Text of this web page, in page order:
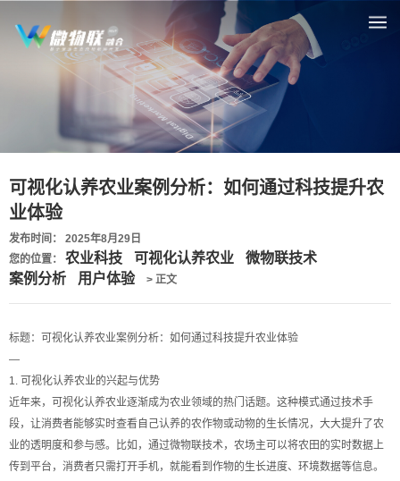
可视化认养农业案例分析：如何通过科技提升农
业体验
发布时间： 2025年8月29日
您的位置： 农业科技 可视化认养农业
微物联技术
案例分析
用户体验 > 正文
标题：可视化认养农业案例分析：如何通过科技提升农业体验
—
1. 可视化认养农业的兴起与优势
近年来，可视化认养农业逐渐成为农业领域的热门话题。这种模式通过技术手
段，让消费者能够实时查看自己认养的农作物或动物的生长情况，大大提升了农
业的透明度和参与感。比如，通过微物联技术，农场主可以将农田的实时数据上
传到平台，消费者只需打开手机，就能看到作物的生长进度、环境数据等信息。